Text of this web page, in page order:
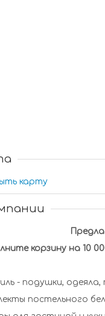
карту
корзину на 10
- подушки,
постельного